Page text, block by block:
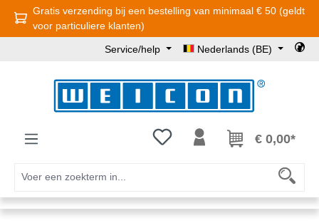
Ga naar de hoofdinhoud
Gratis verzending bij een bestelling van minimaal € 50 (geldt
voor particuliere klanten)
Service/help Nederlands (BE)
Je hebt 0 items op je€ 0,00*